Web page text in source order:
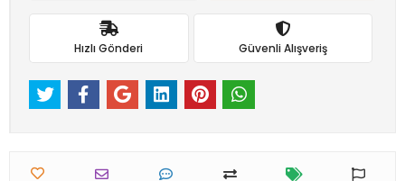
Hızlı Gönderi Güvenli Alışveriş